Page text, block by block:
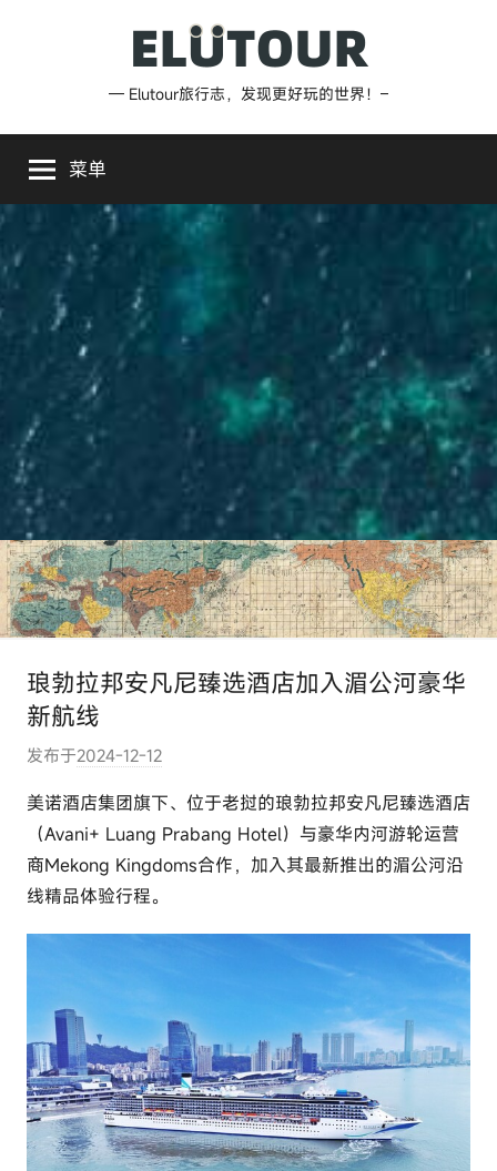
Elutour
旅
行
志
— Elutour旅行志，发现更好玩的世界！–
菜单
琅勃拉邦安凡尼臻选酒店加入湄公河豪华
新航线
发布于2024-12-12
e
l
t
r
c
o
m
美诺酒店集团旗下、位于老挝的琅勃拉邦安凡尼臻选酒店
（Avani+ Luang Prabang Hotel）与豪华内河游轮运营
商Mekong Kingdoms合作，加入其最新推出的湄公河沿
线精品体验行程。